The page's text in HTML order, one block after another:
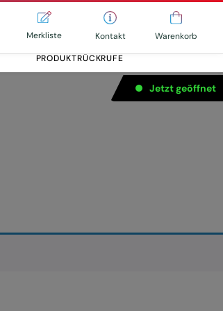
Merkliste Kontakt
Warenkorb
PRODUKTRÜCKRUFE
Jetzt geöffnet